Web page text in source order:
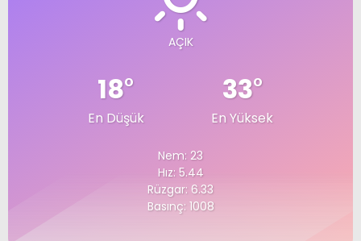
AÇIK
18°
En Düşük
33°
En Yüksek
Nem: 23
Hız: 5.44
Rüzgar: 6.33
Basınç: 1008